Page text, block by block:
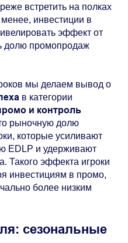
встретить на полках
инвестиции в
эффект от
долю промопродаж
мы делаем вывод о
в категории
и контроль
рыночную долю
которые усиливают
EDLP и удерживают
Такого эффекта игроки
инвестициям в промо,
более низким
сезональные